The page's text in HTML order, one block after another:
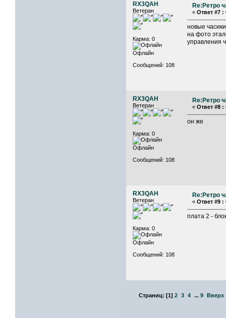
RX3QAH
Ветеран
Карма: 0
Офлайн
Сообщений: 108
Re:Ретро
« Ответ #7 :
новые
на фото
управления
RX3QAH
Ветеран
Карма: 0
Офлайн
Сообщений: 108
Re:Ретро
« Ответ #8 :
он же
RX3QAH
Ветеран
Карма: 0
Офлайн
Сообщений: 108
Re:Ретро
« Ответ #9 :
плата 2 -
Страниц: [1] 2 3 4 ... 9 Вверх